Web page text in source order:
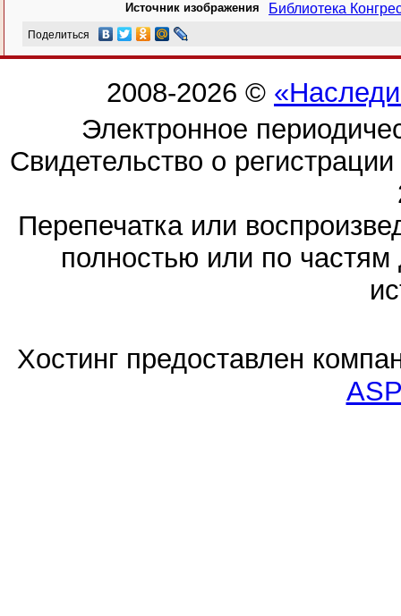
Источник изображения Библиотека
Поделиться
2008-2026 ©
Электронное
Свидетельство о
Перепечатка или
полностью или по частям
Хостинг предоставлен